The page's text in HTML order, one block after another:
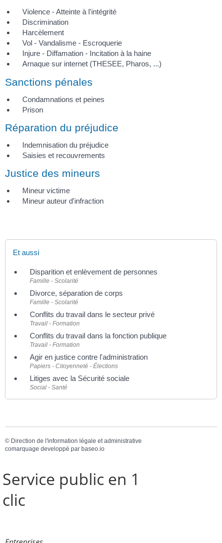
Violence - Atteinte à l'intégrité
Discrimination
Harcèlement
Vol - Vandalisme - Escroquerie
Injure - Diffamation - Incitation à la haine
Arnaque sur internet (THESEE, Pharos, ...)
Sanctions pénales
Condamnations et peines
Prison
Réparation du préjudice
Indemnisation du préjudice
Saisies et recouvrements
Justice des mineurs
Mineur victime
Mineur auteur d'infraction
Et aussi
Disparition et enlèvement de personnes
Famille - Scolarité
Divorce, séparation de corps
Famille - Scolarité
Conflits du travail dans le secteur privé
Travail - Formation
Conflits du travail dans la fonction publique
Travail - Formation
Agir en justice contre l'administration
Papiers - Citoyenneté - Élections
Litiges avec la Sécurité sociale
Social - Santé
© Direction de l'information légale et administrative
comarquage developpé par baseo.io
Service public en 1
clic